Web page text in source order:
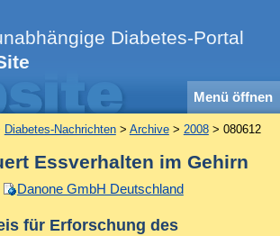
Diabetes-Portal
Menü öffnen
Diabetes-Nachrichten> Archive> 2008> 080612
Essverhalten im Gehirn
Danone GmbH Deutschland
für Erforschung des